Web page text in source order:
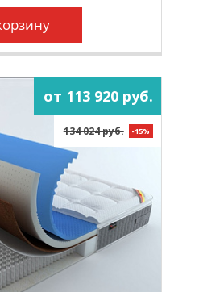
от 113 920 руб.
134 024 руб. -15%